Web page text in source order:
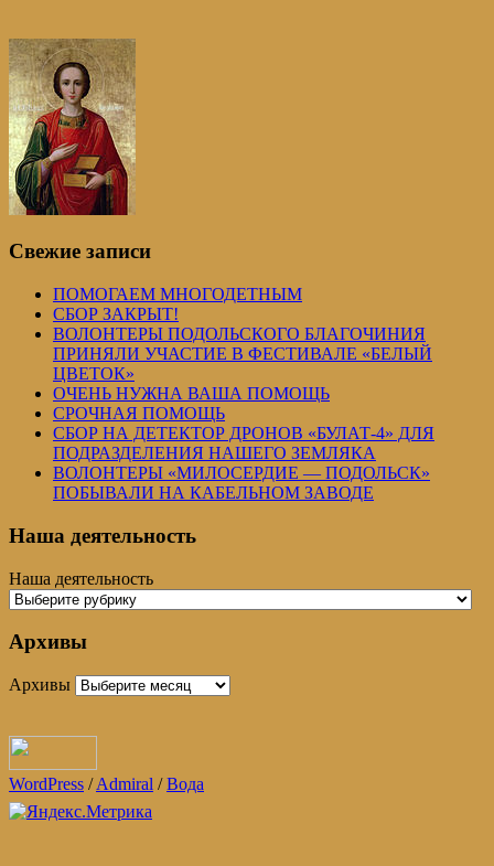
Свежие записи
ПОМОГАЕМ МНОГОДЕТНЫМ
СБОР ЗАКРЫТ!
ВОЛОНТЕРЫ ПОДОЛЬСКОГО БЛАГОЧИНИЯ
ПРИНЯЛИ УЧАСТИЕ В ФЕСТИВАЛЕ «БЕЛЫЙ
ЦВЕТОК»
ОЧЕНЬ НУЖНА ВАША ПОМОЩЬ
СРОЧНАЯ ПОМОЩЬ
СБОР НА ДЕТЕКТОР ДРОНОВ «БУЛАТ-4» ДЛЯ
ПОДРАЗДЕЛЕНИЯ НАШЕГО ЗЕМЛЯКА
ВОЛОНТЕРЫ «МИЛОСЕРДИЕ — ПОДОЛЬСК»
ПОБЫВАЛИ НА КАБЕЛЬНОМ ЗАВОДЕ
Наша деятельность
Наша деятельность
Архивы
Архивы
WordPress /Admiral /Вода